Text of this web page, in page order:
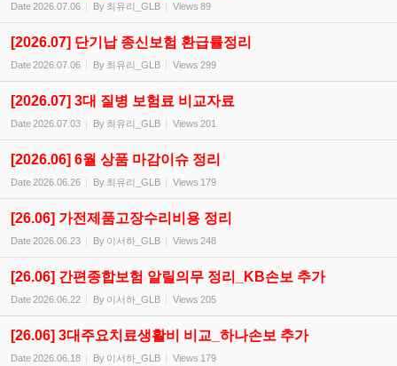
Date2026.07.06 By 최유리_GLB Views 89
[2026.07] 단기납 종신보험 환급률정리
Date2026.07.06 By 최유리_GLB Views 299
[2026.07] 3대 질병 보험료 비교자료
Date2026.07.03 By 최유리_GLB Views 201
[2026.06] 6월 상품 마감이슈 정리
Date2026.06.26 By 최유리_GLB Views 179
[26.06] 가전제품고장수리비용 정리
Date2026.06.23 By 이서하_GLB Views 248
[26.06] 간편종합보험 알릴의무 정리_KB손보 추가
Date2026.06.22 By 이서하_GLB Views 205
[26.06] 3대주요치료생활비 비교_하나손보 추가
Date2026.06.18 By 이서하_GLB Views 179